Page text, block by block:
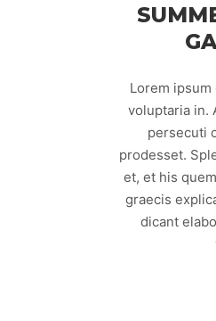
Lorem
voluptaria in.
persecuti
prodesset.
et, et his
graecis
dicant